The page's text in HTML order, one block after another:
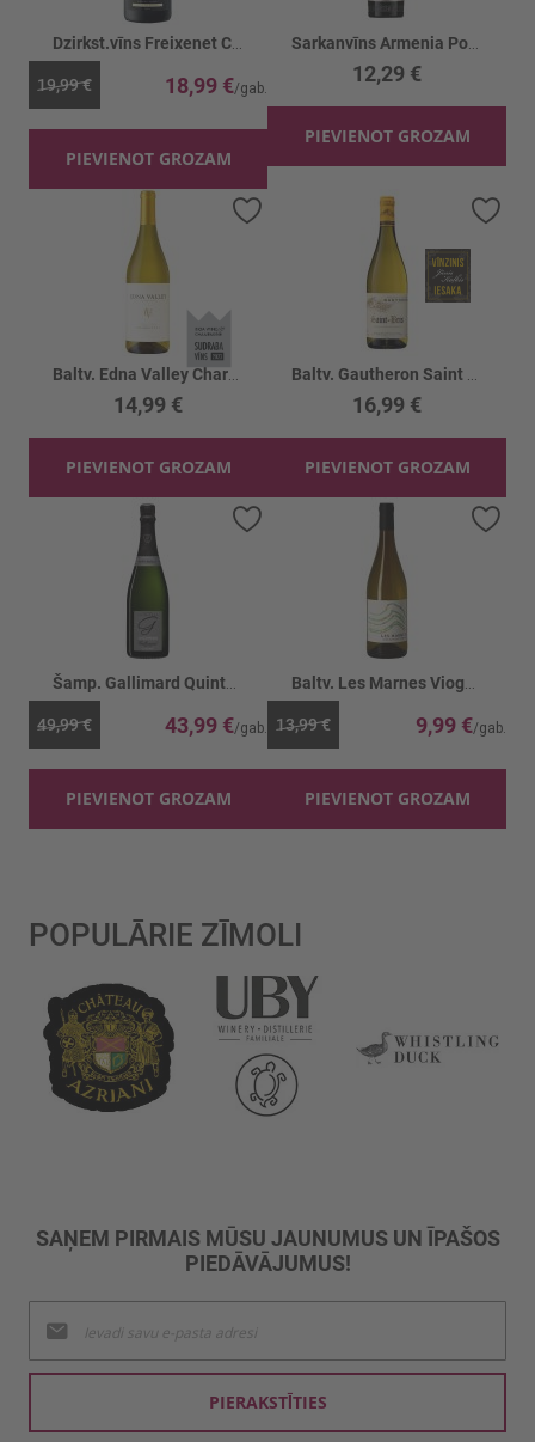
19,99 € 18,99 €
PIEVIENOT GROZAM
12,29 €
PIEVIENOT GROZAM
14,99 €
PIEVIENOT GROZAM
Pievienot vēlmju sarakstam
16,99 €
PIEVIENOT GROZAM
49,99 € 43,99 €
PIEVIENOT GROZAM
Pievienot vēlmju sarakstam
13,99 € 9,99 €
PIEVIENOT GROZAM
POPULĀRIE ZĪMOLI
SAŅEM PIRMAIS MŪSU JAUNUMUS UN ĪPAŠOS
PIEDĀVĀJUMUS!
jaunumu
saņemšanai:
PIERAKSTĪTIES